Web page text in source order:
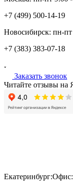
+7 (499) 500-14-19
Новосибирск: пн-пт
+7 (383) 383-07-18
Заказать звонок
Читайте отзывы на
Екатеринбург: